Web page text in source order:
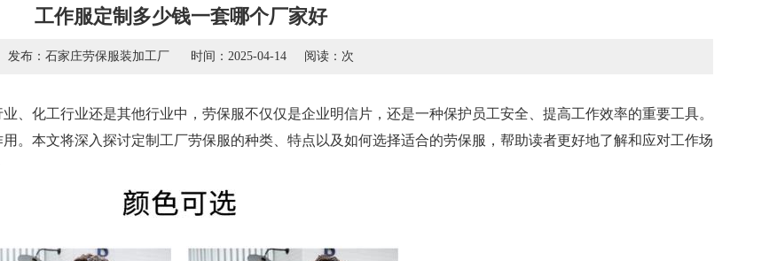
工作服定制多少钱一套哪个厂家好
发布：石家庄劳保服装加工厂 时间：2025-04-14 阅读： 次
化工行业还是其他行业中，劳保服不仅仅是企业明信片，还是一种保护员工安全、提高工作效率的重要工具。
。本文将深入探讨定制工厂劳保服的种类、特点以及如何选择适合的劳保服，帮助读者更好地了解和应对工作场